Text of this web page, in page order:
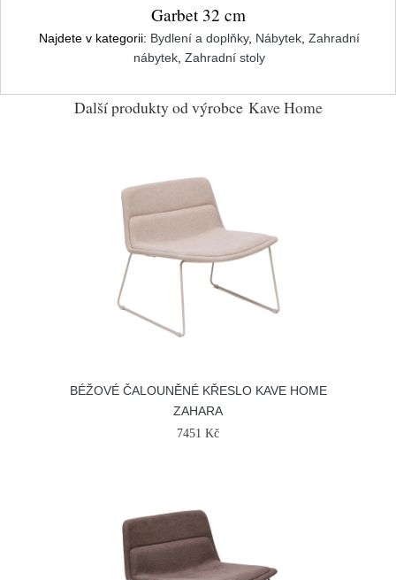
Garbet 32 cm
Najdete v kategorii: Bydlení a doplňky, Nábytek, Zahradní
nábytek, Zahradní stoly
Další produkty od výrobce Kave Home
BÉŽOVÉ ČALOUNĚNÉ KŘESLO KAVE HOME
ZAHARA
7451 Kč